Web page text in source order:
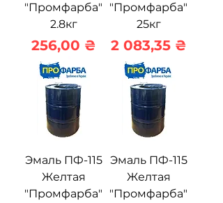
"Промфарба"
2.8кг
Цена
256,00 ₴
"Промфарба"
25кг
Цена
2 083,35 ₴
Эмаль ПФ-115
Желтая
"Промфарба"
Эмаль ПФ-115
Желтая
"Промфарба"